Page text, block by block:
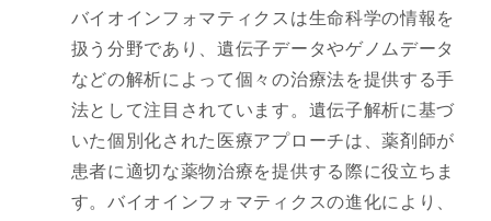
バイオインフォマティクスは生命科学の情報を
扱う分野であり、遺伝子データやゲノムデータ
などの解析によって個々の治療法を提供する手
法として注目されています。遺伝子解析に基づ
いた個別化された医療アプローチは、薬剤師が
患者に適切な薬物治療を提供する際に役立ちま
す。バイオインフォマティクスの進化により、